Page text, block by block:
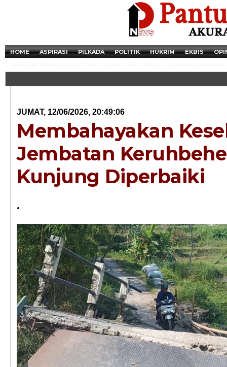
HOME ASPIRASI PILKADA POLITIK HUKRIM EKBIS
JUMAT, 12/06/2026, 20:49:06
Membahayakan
Jembatan
Kunjung Diperbaiki
.